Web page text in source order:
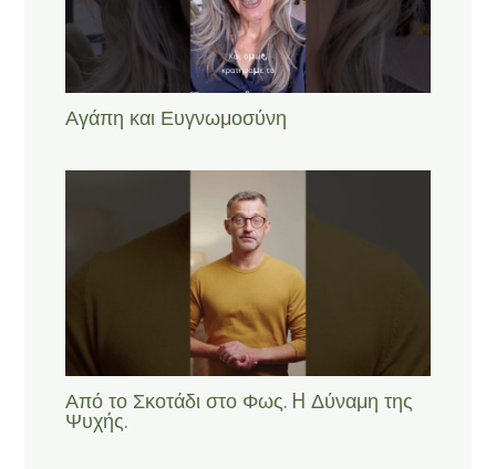
Αγάπη και Ευγνωμοσύνη
Από το Σκοτάδι στο Φως. H Δύναμη της
Ψυχής.